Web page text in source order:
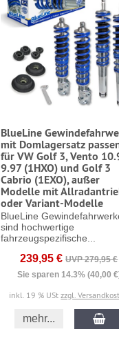
BlueLine
mit Domlagersatz
für VW Golf 3, Vento
9.97 (1HXO) und Golf 3
Cabrio (1EXO), außer
Modelle mit
oder Variant-Modelle
BlueLine
sind hochwertige
fahrzeugspezifische...
239,95 € UVP 279,95 €
Sie sparen 14.3% (40,00
inkl. 19 % UStzzgl.
mehr...